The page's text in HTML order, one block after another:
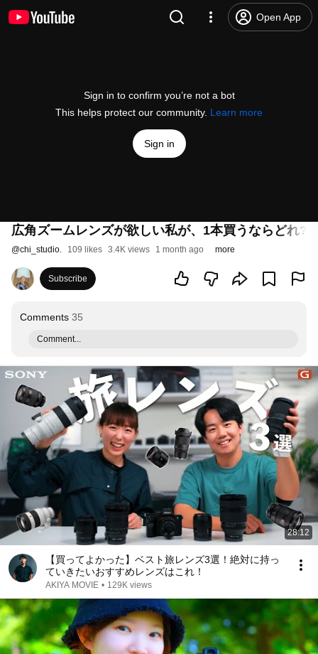
Open App
Sign in to confirm you’re not a bot
This helps protect our community. Learn more
Sign in
広角ズームレンズが欲しい私が、1本買うならどれ?
@chi_studio. 109 likes 3.4K views 1 month ago more
Subscribe
Comments 35
Comment...
28:12
【買ってよかった】ベスト旅レンズ3選！絶対に持っ
ていきたいおすすめレンズはこれ！
AKIYA MOVIE • 129K views